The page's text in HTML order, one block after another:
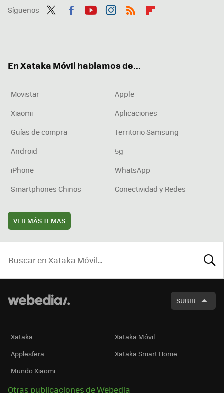
Síguenos
En Xataka Móvil hablamos de...
Movistar
Apple
Xiaomi
Aplicaciones
Guías de compra
Territorio Samsung
Android
5g
iPhone
WhatsApp
Smartphones Chinos
Conectividad y Redes
VER MÁS TEMAS
SUBIR
Xataka
Xataka Móvil
Applesfera
Xataka Smart Home
Mundo Xiaomi
Otras publicaciones de Webedia